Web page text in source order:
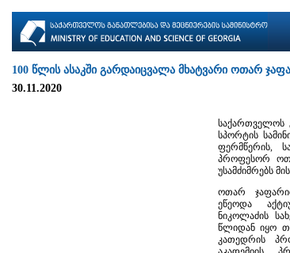
100 წლის ასაკში გარდაიცვალა მხატვარი ოთარ
30.11.2020
საქართველოს
სპორტის
ფერმწერის,
პროფესორ
უსამძიმრებს
ოთარ
ეწეოდა
ნიკოლაძის
წლიდან იყო
კათედრის